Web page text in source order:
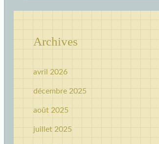
Archives
avril 2026
décembre 2025
août 2025
juillet 2025